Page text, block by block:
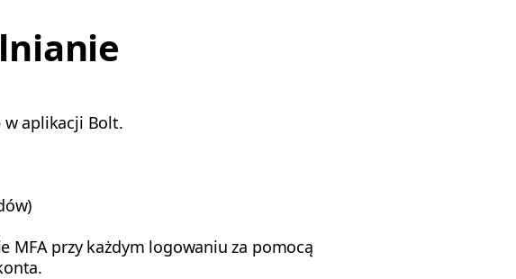
w aplikacji Bolt.
MFA przy każdym logowaniu za pomocą